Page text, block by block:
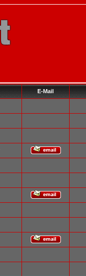
E-Mail